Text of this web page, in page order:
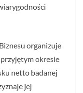
organizuje
okresie
netto badanej
jej